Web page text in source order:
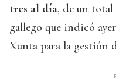
tres al día, de un total
gallego que indicó
Xunta para la gestión